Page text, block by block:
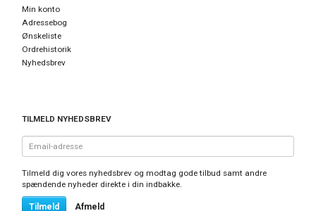
Min konto
Adressebog
Ønskeliste
Ordrehistorik
Nyhedsbrev
TILMELD NYHEDSBREV
adresse
Tilmeld dig vores nyhedsbrev og modtag gode tilbud samt andre
spændende nyheder direkte i din indbakke.
Tilmeld Afmeld